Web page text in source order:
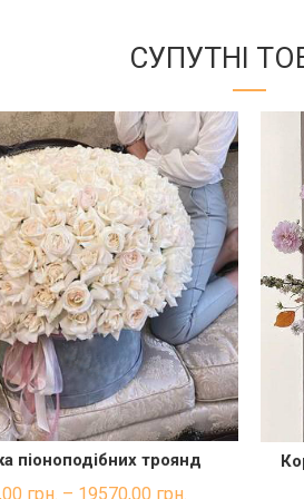
СУПУТНІ
ШВИДКА ПОКУПКА
піоноподібних троянд
грн. – 19570,00 грн.